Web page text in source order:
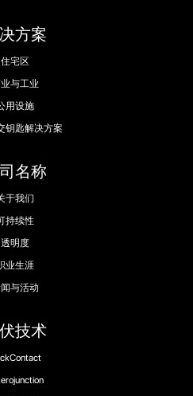
技术
名称
于我们
持续性
透明度
业生涯
与活动
方案
住宅区
与工业
用设施
钥匙解决方案